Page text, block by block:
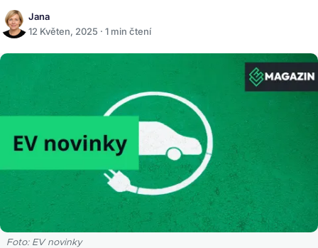
Jana
12 Květen, 2025 · 1 min čtení
Foto: EV novinky